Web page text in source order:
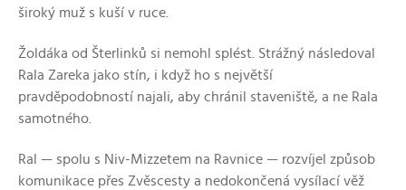
široký muž s kuší v ruce.
Žoldáka od Šterlinků si nemohl splést. Strážný následoval
Rala Zareka jako stín, i když ho s největší
pravděpodobností najali, aby chránil staveniště, a ne Rala
samotného.
Ral — spolu s Niv-Mizzetem na Ravnice — rozvíjel způsob
komunikace přes Zvěscesty a nedokončená vysílací věž